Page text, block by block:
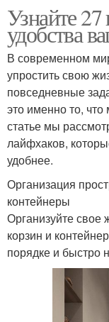
Узнайте
удобства
В современном
упростить свою
повседневные
это именно то,
статье мы
лайфхаков,
удобнее.
Организация
контейнеры
Организуйте
корзин и
порядке и быстро